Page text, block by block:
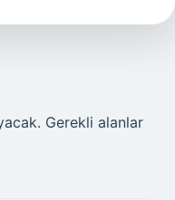
Gerekli alanlar